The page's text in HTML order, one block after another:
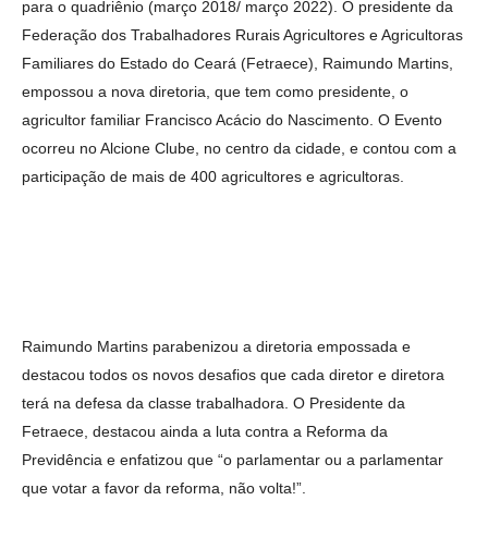
para o quadriênio (março 2018/ março 2022). O presidente da
Federação dos Trabalhadores Rurais Agricultores e Agricultoras
Familiares do Estado do Ceará (Fetraece), Raimundo Martins,
empossou a nova diretoria, que tem como presidente, o
agricultor familiar Francisco Acácio do Nascimento. O Evento
ocorreu no Alcione Clube, no centro da cidade, e contou com a
participação de mais de 400 agricultores e agricultoras.
Raimundo Martins parabenizou a diretoria empossada e
destacou todos os novos desafios que cada diretor e diretora
terá na defesa da classe trabalhadora. O Presidente da
Fetraece, destacou ainda a luta contra a Reforma da
Previdência e enfatizou que “o parlamentar ou a parlamentar
que votar a favor da reforma, não volta!”.